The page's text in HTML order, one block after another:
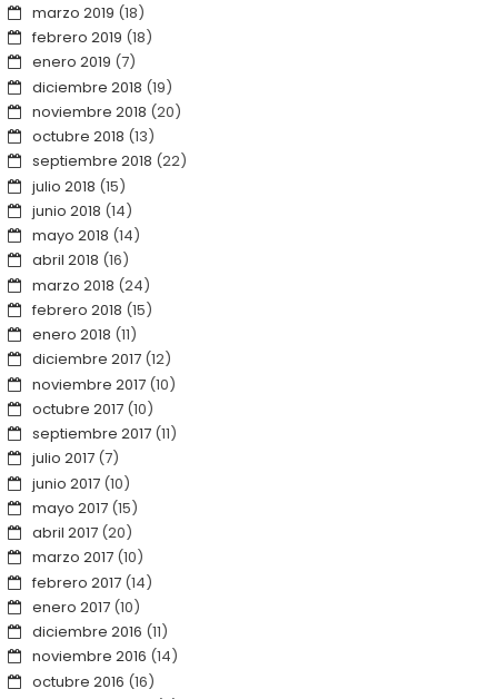
marzo 2019 (18)
febrero 2019 (18)
enero 2019 (7)
diciembre 2018 (19)
noviembre 2018 (20)
octubre 2018 (13)
septiembre 2018 (22)
julio 2018 (15)
junio 2018 (14)
mayo 2018 (14)
abril 2018 (16)
marzo 2018 (24)
febrero 2018 (15)
enero 2018 (11)
diciembre 2017(12)
noviembre 2017(10)
octubre 2017(10)
septiembre 2017(11)
julio 2017(7)
junio 2017(10)
mayo 2017(15)
abril 2017(20)
marzo 2017(10)
febrero 2017(14)
enero 2017(10)
diciembre 2016 (11)
noviembre 2016 (14)
octubre 2016 (16)